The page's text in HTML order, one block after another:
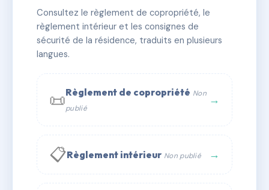
✓ Immatriculée 🏠 32 lots 🏗 1 bâtiment(s)
📞 Contacter Syndic Digital
Consultez le règlement de copropriété, le
règlement intérieur et les consignes de
sécurité de la résidence, traduits en plusieurs
langues.
📜Règlement de copropriété Non
publié
→
📋Règlement intérieur Non publié →